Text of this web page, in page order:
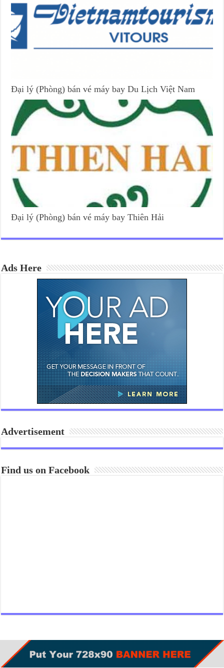
Đại lý (Phòng) bán vé máy bay Du Lịch Việt Nam
Đại lý (Phòng) bán vé máy bay Thiên Hải
Ads Here
Advertisement
Find us on Facebook